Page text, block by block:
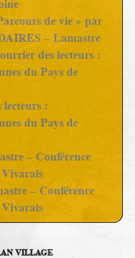
de vie » par
– Lamastre
des lecteurs :
du Pays de
:
du Pays de
– Conférence
– Conférence
VILLAGE